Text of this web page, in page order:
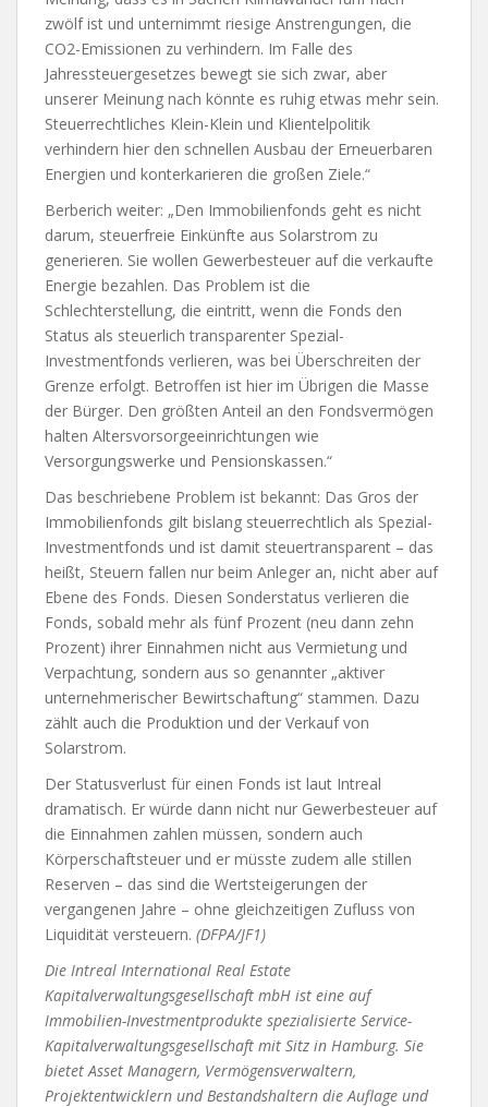
zwölf ist und unternimmt riesige Anstrengungen, die
CO2-Emissionen zu verhindern. Im Falle des
Jahressteuergesetzes bewegt sie sich zwar, aber
unserer Meinung nach könnte es ruhig etwas mehr sein.
Steuerrechtliches Klein-Klein und Klientelpolitik
verhindern hier den schnellen Ausbau der Erneuerbaren
Energien und konterkarieren die großen Ziele.“
Berberich weiter: „Den Immobilienfonds geht es nicht
darum, steuerfreie Einkünfte aus Solarstrom zu
generieren. Sie wollen Gewerbesteuer auf die verkaufte
Energie bezahlen. Das Problem ist die
Schlechterstellung, die eintritt, wenn die Fonds den
Status als steuerlich transparenter Spezial-
Investmentfonds verlieren, was bei Überschreiten der
Grenze erfolgt. Betroffen ist hier im Übrigen die Masse
der Bürger. Den größten Anteil an den Fondsvermögen
halten Altersvorsorgeeinrichtungen wie
Versorgungswerke und Pensionskassen.“
Das beschriebene Problem ist bekannt: Das Gros der
Immobilienfonds gilt bislang steuerrechtlich als Spezial-
Investmentfonds und ist damit steuertransparent – das
heißt, Steuern fallen nur beim Anleger an, nicht aber auf
Ebene des Fonds. Diesen Sonderstatus verlieren die
Fonds, sobald mehr als fünf Prozent (neu dann zehn
Prozent) ihrer Einnahmen nicht aus Vermietung und
Verpachtung, sondern aus so genannter „aktiver
unternehmerischer Bewirtschaftung“ stammen. Dazu
zählt auch die Produktion und der Verkauf von
Solarstrom.
Der Statusverlust für einen Fonds ist laut Intreal
dramatisch. Er würde dann nicht nur Gewerbesteuer auf
die Einnahmen zahlen müssen, sondern auch
Körperschaftsteuer und er müsste zudem alle stillen
Reserven – das sind die Wertsteigerungen der
vergangenen Jahre – ohne gleichzeitigen Zufluss von
Liquidität versteuern. (DFPA/JF1)
Die Intreal International Real Estate
Kapitalverwaltungsgesellschaft mbH ist eine auf
Immobilien-Investmentprodukte spezialisierte Service-
Kapitalverwaltungsgesellschaft mit Sitz in Hamburg. Sie
bietet Asset Managern, Vermögensverwaltern,
Projektentwicklern und Bestandshaltern die Auflage und